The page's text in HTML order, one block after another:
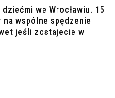
dziećmi we Wrocławiu. 15
na wspólne spędzenie
jeśli zostajecie w